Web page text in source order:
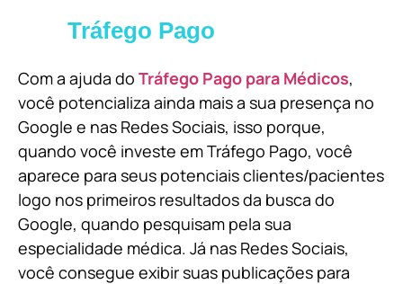
Tráfego Pago
Com a ajuda do Tráfego Pago para Médicos,
você potencializa ainda mais a sua presença no
Google e nas Redes Sociais, isso porque,
quando você investe em Tráfego Pago, você
aparece para seus potenciais clientes/pacientes
logo nos primeiros resultados da busca do
Google, quando pesquisam pela sua
especialidade médica. Já nas Redes Sociais,
você consegue exibir suas publicações para